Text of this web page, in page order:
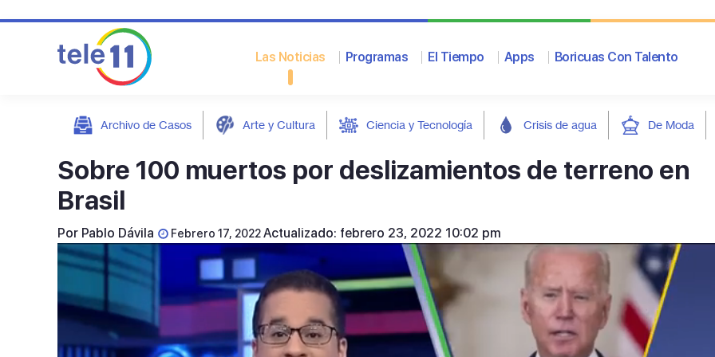
Las Noticias Programas El Tiempo Apps Boricuas Con Talento
Archivo de Casos Arte y Cultura Ciencia y Tecnología Crisis de agua De Moda
Sobre 100 muertos por deslizamientos de terreno en
Brasil
Por Pablo Dávila Febrero 17, 2022Actualizado: febrero 23, 2022 10:02 pm